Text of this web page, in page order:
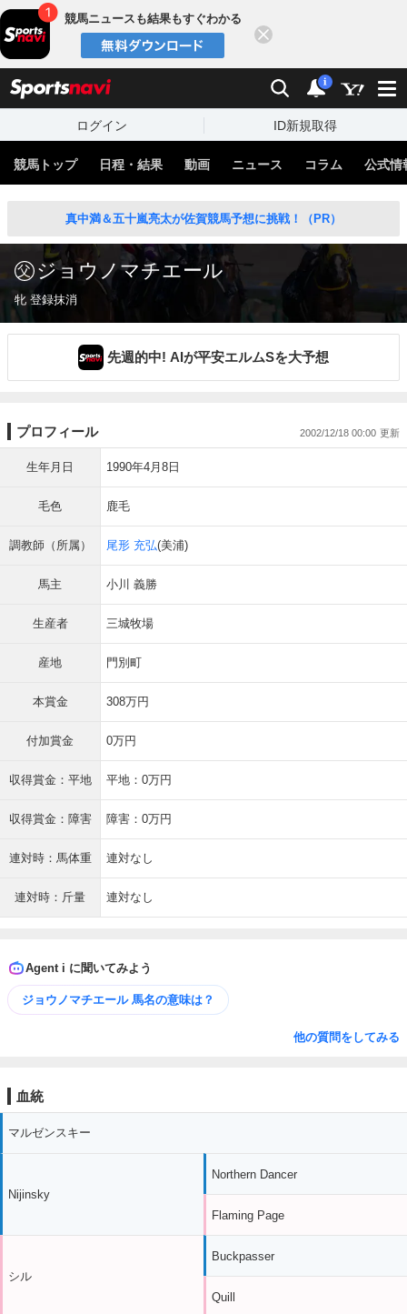
競馬ニュースも結果もすぐわかる
検索 通知
i
ログイン ID新規取得
競馬トップ 日程・結果 動画 ニュース コラム 公式情
真中満＆五十嵐亮太が佐賀競馬予想に挑戦！（PR）
ジョウノマチエール
牝 登録抹消
先週的中! AIが平安エルムSを大予想
プロフィール 2002/12/18 00:00
生年月日 1990年4月8日
毛色 鹿毛
調教師（所属） 尾形 充弘(美浦)
馬主 小川 義勝
生産者 三城牧場
産地 門別町
本賞金 308万円
付加賞金 0万円
収得賞金：平地 平地：0万円
収得賞金：障害 障害：0万円
連対時：馬体重 連対なし
連対時：斤量 連対なし
Agent i に聞いてみよう
ジョウノマチエール 馬名の意味は？
他の質問をしてみる
血統
マルゼンスキー
Nijinsky
シル
Northern Dancer
Flaming Page
Buckpasser
Quill